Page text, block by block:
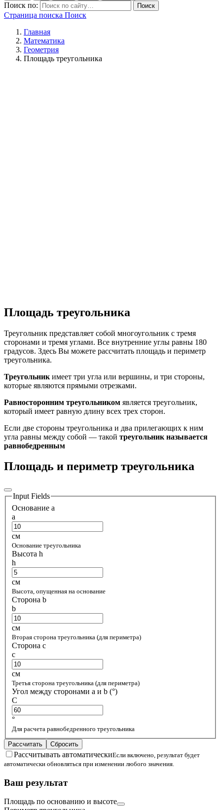
Поиск по: Поиск
Страница поиска Поиск
Главная
Математика
Геометрия
Площадь треугольника
Площадь треугольника
Треугольник представляет собой многоугольник с тремя
сторонами и тремя углами. Все внутренние углы равны 180
градусов. Здесь Вы можете рассчитать площадь и периметр
треугольника.
Треугольник имеет три угла или вершины, и три стороны,
которые являются прямыми отрезками.
Равносторонним треугольником является треугольник,
который имеет равную длину всех трех сторон.
Если две стороны треугольника и два прилегающих к ним
угла равны между собой — такой треугольник называется
равнобедренным
Площадь и периметр треугольника
Input Fields
Основание a
a
см
Основание треугольника
Высота h
h
см
Высота, опущенная на основание
Сторона b
b
см
Вторая сторона треугольника (для периметра)
Сторона c
c
см
Третья сторона треугольника (для периметра)
Угол между сторонами a и b (°)
C
°
Для расчета равнобедренного треугольника
Рассчитать Сбросить
Рассчитывать автоматическиЕсли включено, результат будет
автоматически обновляться при изменении любого значения.
Ваш результат
Площадь по основанию и высоте